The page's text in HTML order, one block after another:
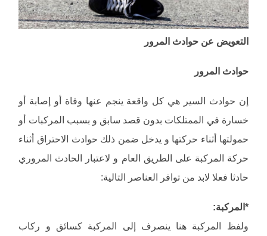
التعويض عن حوادث المرور
حوادث المرور
إن حوادث السير هي كل واقعة ينجم عنها وفاة أو إصابة أو
خسارة في الممتلكات بدون قصد سابق و بسبب المركبات أو
حمولتها أثناء حركتها و يدخل ضمن ذلك حوادث الاحتراق أثناء
حركة المركبة على الطريق العام و لاعتبار الحادث المروري
حادثا فعلا لابد من توافر العناصر التالية:
*المركبة:
ولفظ المركبة هنا ينصرف إلى المركبة كسائق و ركاب